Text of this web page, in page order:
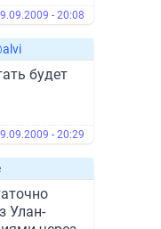
- 20:08
будет
- 20:29
Улан-